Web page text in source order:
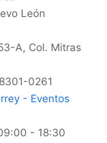
León
A, Col. Mitras
0261
- Eventos
- 18:30